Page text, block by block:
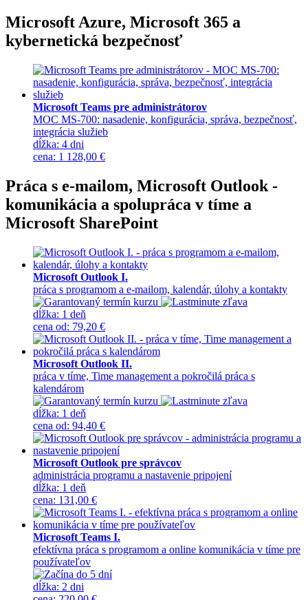
Microsoft Azure, Microsoft 365 a
kybernetická bezpečnosť
Microsoft Teams pre administrátorov
MOC MS-700: nasadenie, konfigurácia, správa, bezpečnosť,
integrácia služieb
dĺžka: 4 dni
cena: 1 128,00 €
Práca s e-mailom, Microsoft Outlook -
komunikácia a spolupráca v tíme a
Microsoft SharePoint
Microsoft Outlook I.
práca s programom a e-mailom, kalendár, úlohy a kontakty
dĺžka: 1 deň
cena od: 79,20 €
Microsoft Outlook II.
práca v tíme, Time management a pokročilá práca s
kalendárom
dĺžka: 1 deň
cena od: 94,40 €
Microsoft Outlook pre správcov
administrácia programu a nastavenie pripojení
dĺžka: 1 deň
cena: 131,00 €
Microsoft Teams I.
efektívna práca s programom a online komunikácia v tíme pre
používateľov
dĺžka: 2 dni